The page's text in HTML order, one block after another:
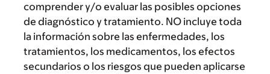
comprender y/o evaluar las posibles opciones
de diagnóstico y tratamiento. NO incluye toda
la información sobre las enfermedades, los
tratamientos, los medicamentos, los efectos
secundarios o los riesgos que pueden aplicarse